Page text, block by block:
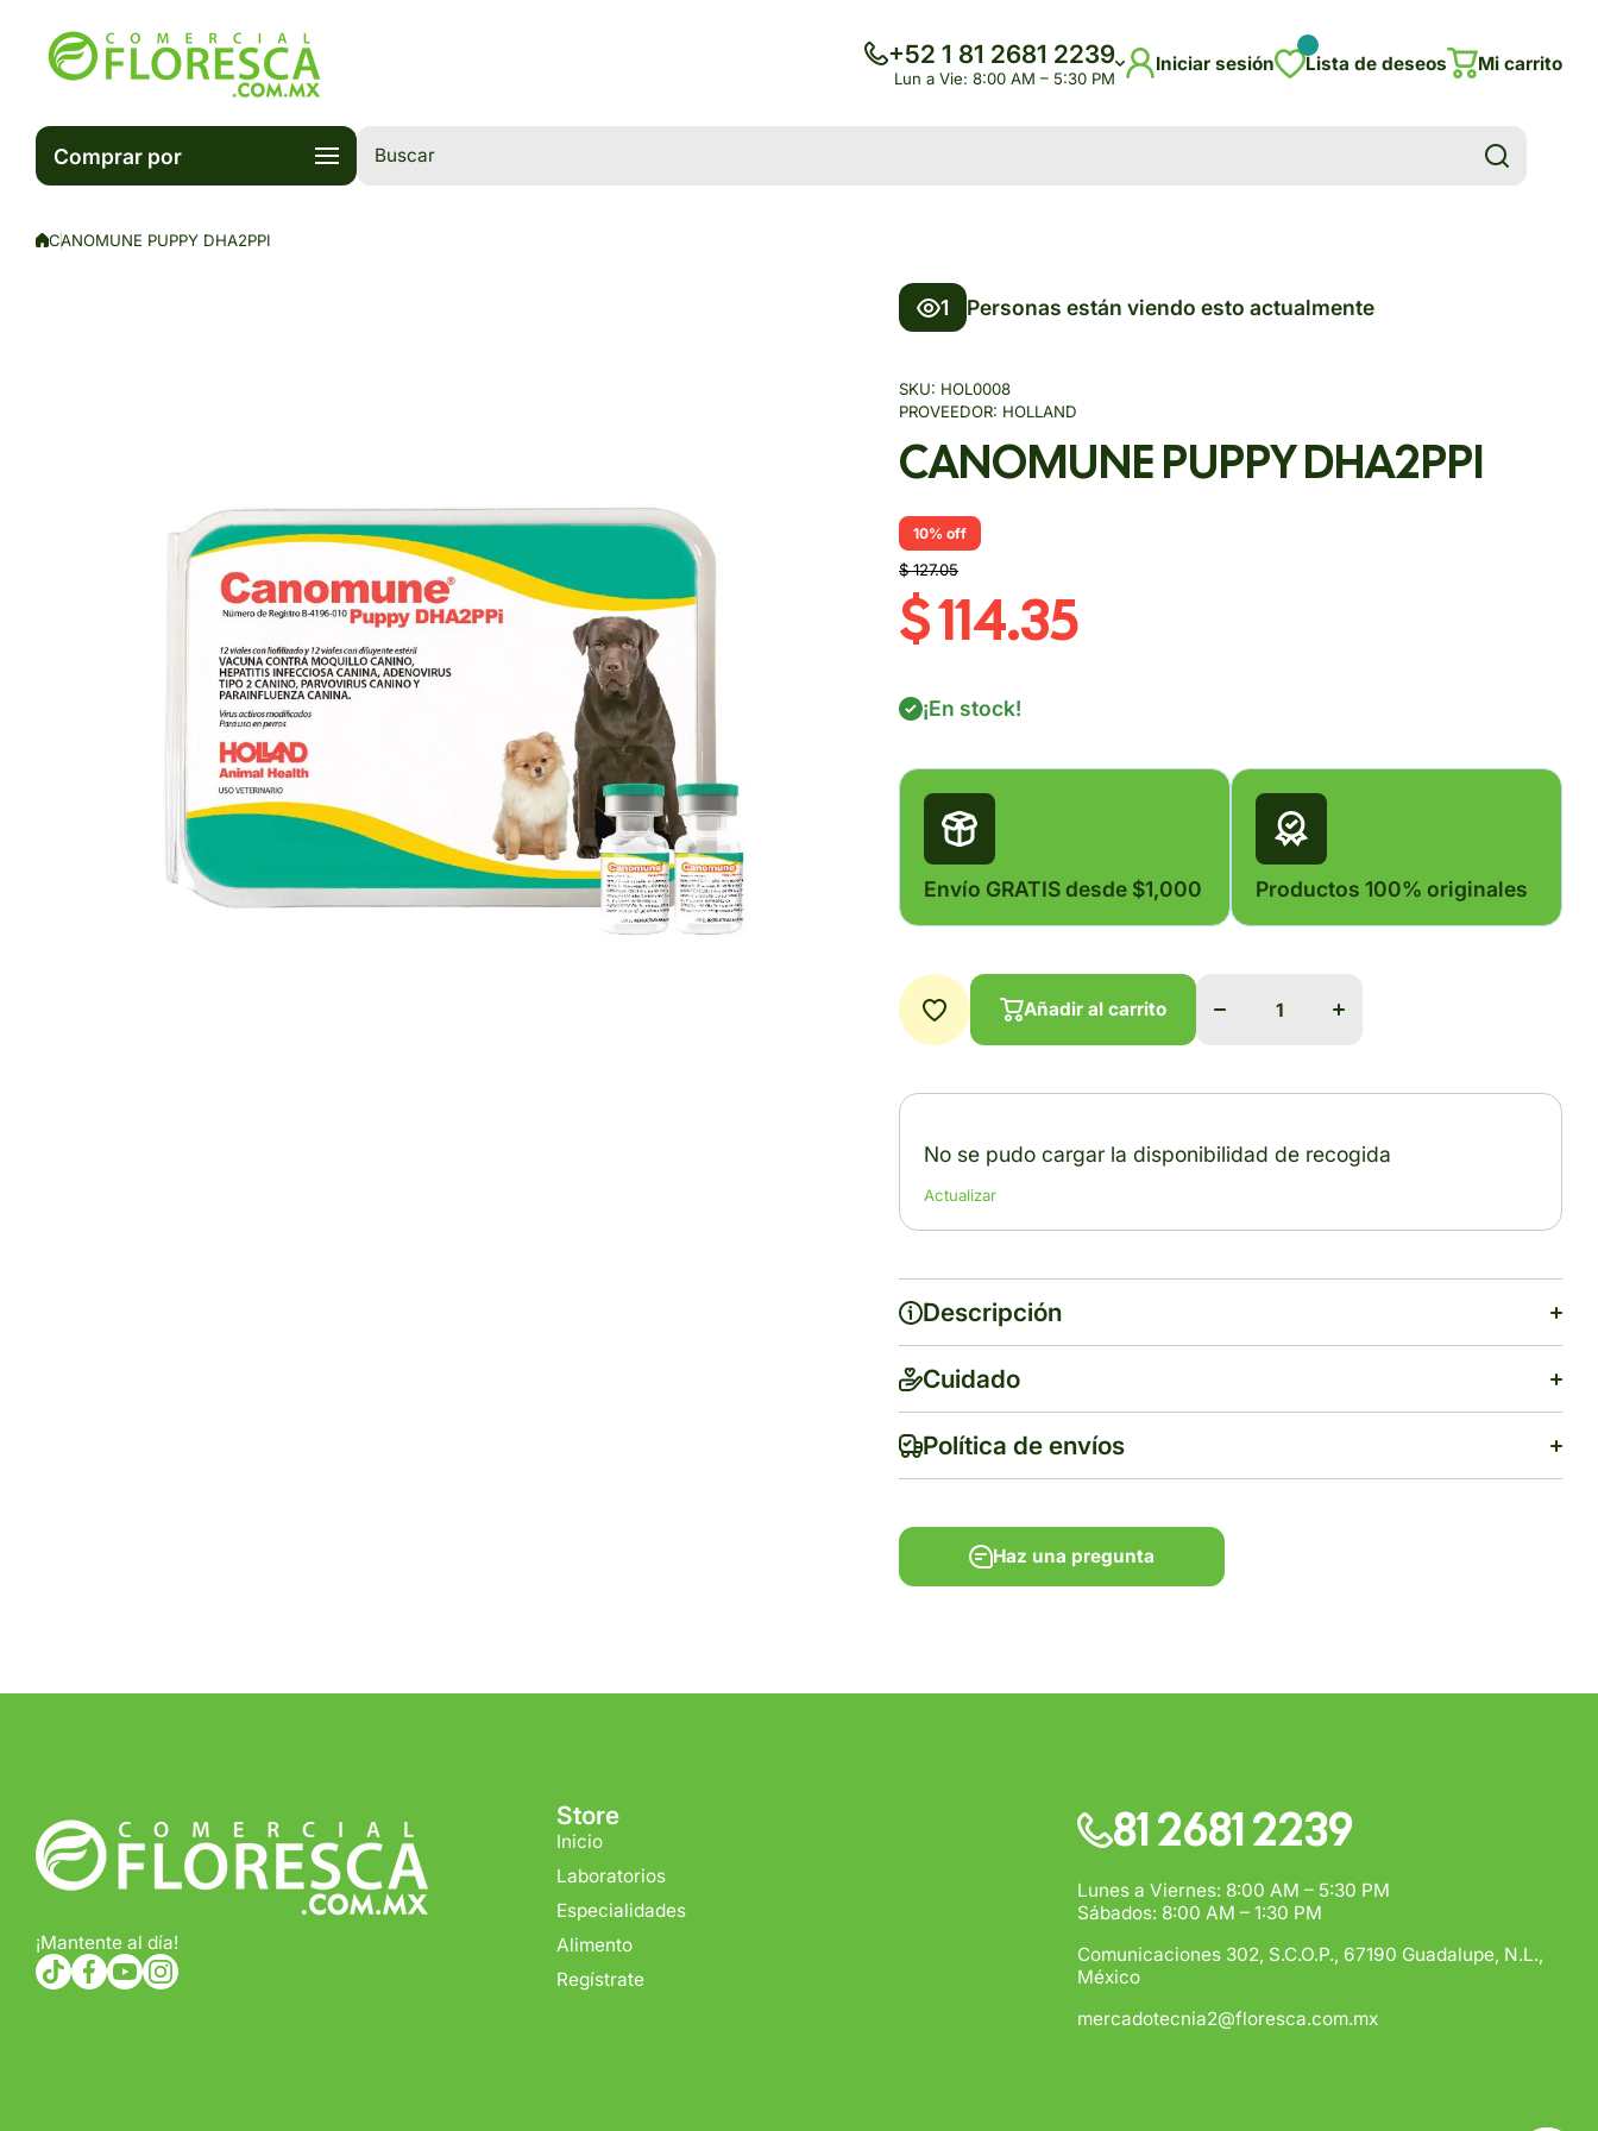
+52 1 81 2681 2239
Lun a Vie: 8:00 AM – 5:30 PM
Iniciar sesión Lista de deseos Mi carrito
Comprar por Buscar
CANOMUNE PUPPY DHA2PPI
1 Personas están viendo esto actualmente
SKU: HOL0008
PROVEEDOR: HOLLAND
CANOMUNE PUPPY DHA2PPI
10% off
$ 127.05
$ 114.35
¡En stock!
Envío GRATIS desde $1,000 Productos 100% originales
CANOMUNE
CANOMUNE
Añadir al carrito
No se pudo cargar la disponibilidad de recogida
Actualizar
Descripción
Cuidado
Política de envíos
Haz una pregunta
¡Mantente al día!
tiktokcom/@comercialfloresca
facebookcom/FlorescaOficial
youtubecom/@florescaoficial4155
instagramcom/florescaoficial/
Store
Inicio
Laboratorios
Especialidades
Alimento
Regístrate
81 2681 2239
Lunes a Viernes: 8:00 AM – 5:30 PM
Sábados: 8:00 AM – 1:30 PM
Comunicaciones 302, S.C.O.P., 67190 Guadalupe, N.L.,
México
mercadotecnia2@floresca.com.mx